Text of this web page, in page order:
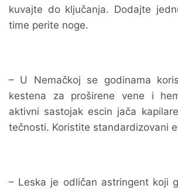
kuvajte do ključanja. Dodajte
time perite noge.
– U Nemačkoj se godinama
kestena za proširene vene i
aktivni sastojak escin jača
tečnosti. Koristite standardizovani
– Leska je odličan astringent koji